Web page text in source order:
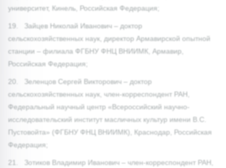
университет, Кинель, Российская Федерация;
19. Зайцев Николай Иванович – доктор
сельскохозяйственных наук, директор Армавирской опытной
станции – филиала ФГБНУ ФНЦ ВНИИМК, Армавир,
Российская Федерация;
20. Зеленцов Сергей Викторович – доктор
сельскохозяйственных наук, член-корреспондент РАН,
Федеральный научный центр «Всероссийский научно-
исследовательский институт масличных культур имени В.С.
Пустовойта» (ФГБНУ ФНЦ ВНИИМК), Краснодар, Российская
Федерация;
21. Зотиков Владимир Иванович – член-корреспондент РАН,